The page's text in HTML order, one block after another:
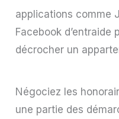
applications comme
Facebook
décrocher un
Négociez les
une partie des